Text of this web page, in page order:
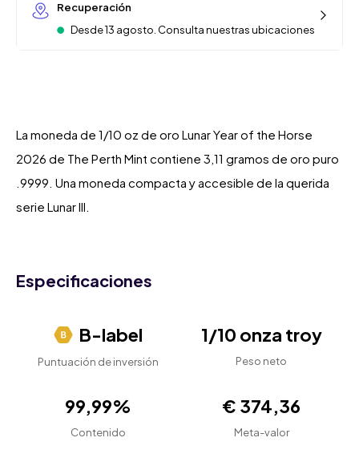
Recuperación
Desde 13 agosto. Consulta nuestras ubicaciones
La moneda de 1/10 oz de oro Lunar Year of the Horse
2026 de The Perth Mint contiene 3,11 gramos de oro puro
.9999. Una moneda compacta y accesible de la querida
serie Lunar III.
Especificaciones
B-label
Puntuación de inversión
1/10 onza troy
Peso neto
99,99%
Contenido
€ 374,36
Meta-valor